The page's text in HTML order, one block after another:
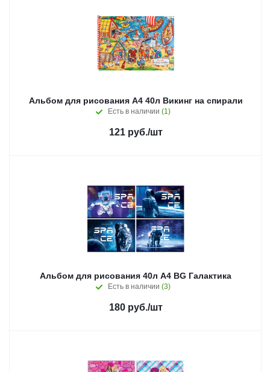
Альбом для рисования А4 40л Викинг на спирали
Есть в наличии (1)
121руб./шт
Альбом для рисования 40л А4 BG Галактика
Есть в наличии (3)
180руб./шт